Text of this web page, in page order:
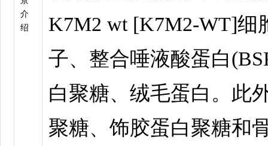
介
绍
K7M2 wt [K7M2-WT]
子、整合唾液酸蛋白
白聚糖、绒毛蛋白。此
聚糖、饰胶蛋白聚糖和